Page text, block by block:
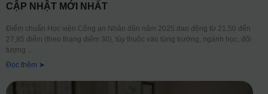
CẬP NHẬT MỚI NHẤT
Điểm chuẩn Học viện Công an Nhân dân năm 2025 dao động từ 21,50 đến
27,85 điểm (theo thang điểm 30), tùy thuộc vào từng trường, ngành học, đối
tượng
Đọc thêm ➤